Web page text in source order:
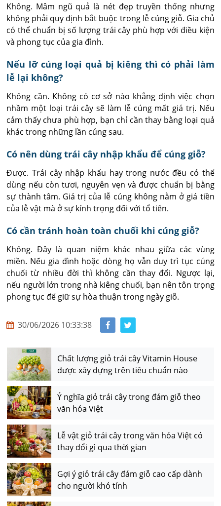
Không. Mâm ngũ quả là nét đẹp truyền thống nhưng
không phải quy định bắt buộc trong lễ cúng giỗ. Gia chủ
có thể chuẩn bị số lượng trái cây phù hợp với điều kiện
và phong tục của gia đình.
Nếu lỡ cúng loại quả bị kiêng thì có phải làm
lễ lại không?
Không cần. Không có cơ sở nào khẳng định việc chọn
nhầm một loại trái cây sẽ làm lễ cúng mất giá trị. Nếu
cảm thấy chưa phù hợp, bạn chỉ cần thay bằng loại quả
khác trong những lần cúng sau.
Có nên dùng trái cây nhập khẩu để cúng giỗ?
Được. Trái cây nhập khẩu hay trong nước đều có thể
dùng nếu còn tươi, nguyên vẹn và được chuẩn bị bằng
sự thành tâm. Giá trị của lễ cúng không nằm ở giá tiền
của lễ vật mà ở sự kính trọng đối với tổ tiên.
Có cần tránh hoàn toàn chuối khi cúng giỗ?
Không. Đây là quan niệm khác nhau giữa các vùng
miền. Nếu gia đình hoặc dòng họ vẫn duy trì tục cúng
chuối từ nhiều đời thì không cần thay đổi. Ngược lại,
nếu người lớn trong nhà kiêng chuối, bạn nên tôn trọng
phong tục để giữ sự hòa thuận trong ngày giỗ.
30/06/2026 10:33:38
Chất lượng giỏ trái cây Vitamin House
được xây dựng trên tiêu chuẩn nào
Ý nghĩa giỏ trái cây trong đám giỗ theo
văn hóa Việt
Lễ vật giỏ trái cây trong văn hóa Việt có
thay đổi gì qua thời gian
Gợi ý giỏ trái cây đám giỗ cao cấp dành
cho người khó tính